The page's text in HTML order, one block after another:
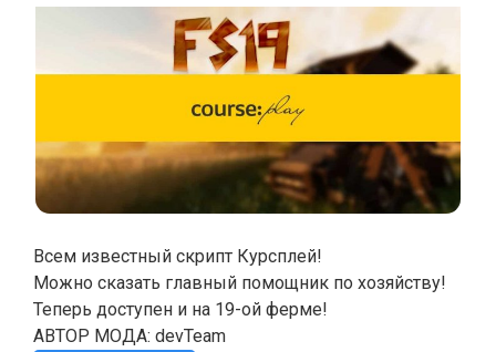
Всем известный скрипт Курсплей!
Можно сказать главный помощник по хозяйству!
Теперь доступен и на 19-ой ферме!
АВТОР МОДА: devTeam